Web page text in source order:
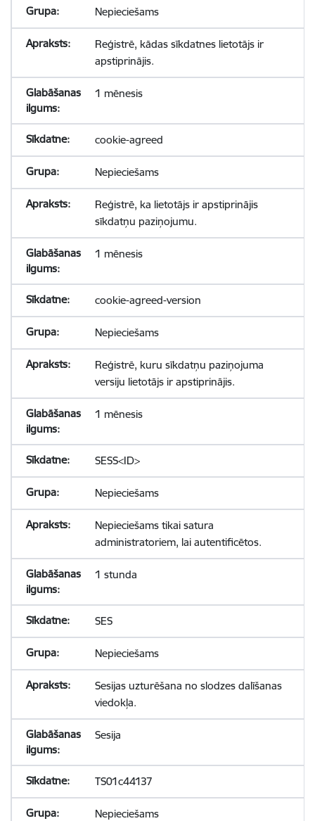
Nepieciešams
Reģistrē, kādas sīkdatnes lietotājs ir
apstiprinājis.
1 mēnesis
cookie-agreed
Nepieciešams
Reģistrē, ka lietotājs ir apstiprinājis
sīkdatņu paziņojumu.
1 mēnesis
cookie-agreed-version
Nepieciešams
Reģistrē, kuru sīkdatņu paziņojuma
versiju lietotājs ir apstiprinājis.
1 mēnesis
SESS<ID>
Nepieciešams
Nepieciešams tikai satura
administratoriem, lai autentificētos.
1 stunda
SES
Nepieciešams
Sesijas uzturēšana no slodzes dalīšanas
viedokļa.
Sesija
TS01c44137
Nepieciešams